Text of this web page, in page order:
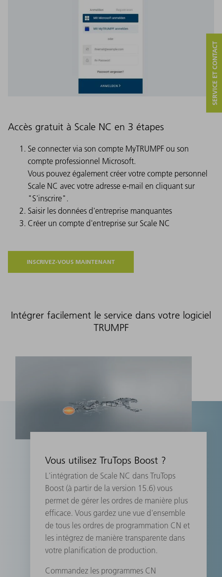
Accès gratuit à Scale NC en 3 étapes
Se connecter via son compte MyTRUMPF ou son
compte professionnel Microsoft.
Vous pouvez également créer votre compte personnel
Scale NC avec votre adresse e-mail en cliquant sur
"S'inscrire".
Saisir les données d'entreprise manquantes
Créer un compte d'entreprise sur Scale NC
INSCRIVEZ-VOUS MAINTENANT
Intégrer facilement le service dans votre logiciel
TRUMPF
Vous utilisez TruTops Boost ?
L'intégration de Scale NC dans TruTops
Boost (à partir de la version 15.6) vous
permet de gérer les ordres de manière plus
efficace. Vous gardez une vue d'ensemble
de tous les ordres de programmation CN et
les intégrez de manière transparente dans
votre planification de production.
Commandez les programmes CN
SERVICE ET CONTACT